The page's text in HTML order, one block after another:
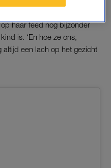
haar feed nog bijzonder
is. ‘En hoe ze ons,
een lach op het gezicht